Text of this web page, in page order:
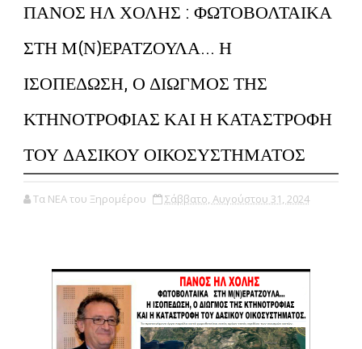
ΠΑΝΟΣ ΗΛ ΧΟΛΗΣ : ΦΩΤΟΒΟΛΤΑΙΚΑ
ΣΤΗ Μ(Ν)ΕΡΑΤΖΟΥΛΑ... Η
ΙΣΟΠΕΔΩΣΗ, Ο ΔΙΩΓΜΟΣ ΤΗΣ
ΚΤΗΝΟΤΡΟΦΙΑΣ ΚΑΙ Η ΚΑΤΑΣΤΡΟΦΗ
ΤΟΥ ΔΑΣΙΚΟΥ ΟΙΚΟΣΥΣΤΗΜΑΤΟΣ
Τα ΝΕΑ του Ξηρομέρου Σάββατο, Αυγούστου 31, 2024